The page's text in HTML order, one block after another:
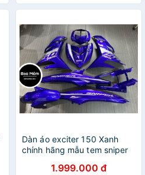
Dàn áo exciter 150 Xanh
chính hãng mẫu tem sniper
1.999.000 đ